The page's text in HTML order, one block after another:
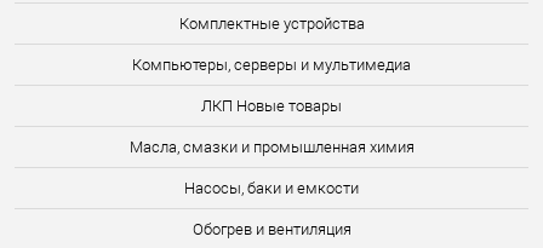
Комплектные устройства
Компьютеры, серверы и мультимедиа
ЛКП Новые товары
Масла, смазки и промышленная химия
Насосы, баки и емкости
Обогрев и вентиляция